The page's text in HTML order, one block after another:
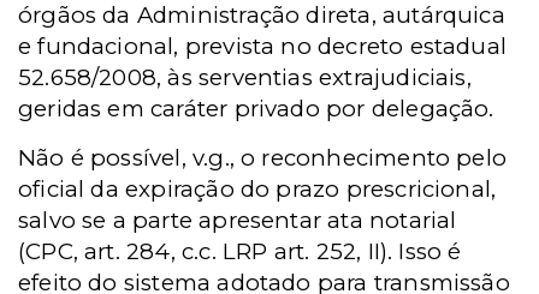
órgãos da Administração direta, autárquica
e fundacional, prevista no decreto estadual
52.658/2008, às serventias extrajudiciais,
geridas em caráter privado por delegação.
Não é possível, v.g., o reconhecimento pelo
oficial da expiração do prazo prescricional,
salvo se a parte apresentar ata notarial
(CPC, art. 284, c.c. LRP art. 252, II). Isso é
efeito do sistema adotado para transmissão